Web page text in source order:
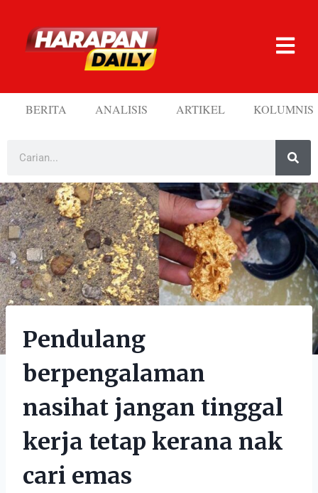
BERITA ANALISIS ARTIKEL KOLUMNIS
Pendulang
berpengalaman
nasihat jangan tinggal
kerja tetap kerana nak
cari emas